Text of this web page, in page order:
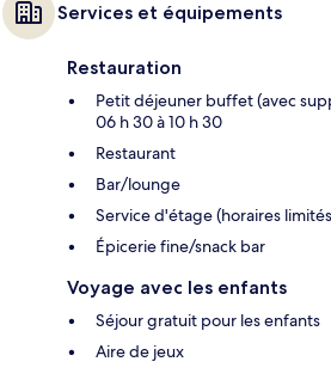
Services et équipements
Restauration
Petit déjeuner buffet (avec
06 h 30 à 10 h 30
Restaurant
Bar/lounge
Service d'étage (horaires
Épicerie fine/snack bar
Voyage avec les enfants
Séjour gratuit pour les enfants
Aire de jeux